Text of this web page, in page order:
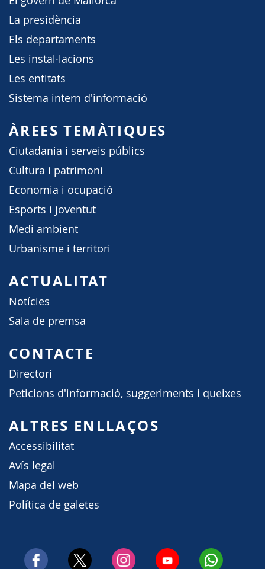
La presidència
Els departaments
Les instal·lacions
Les entitats
Sistema intern d'informació
ÀREES TEMÀTIQUES
Ciutadania i serveis públics
Cultura i patrimoni
Economia i ocupació
Esports i joventut
Medi ambient
Urbanisme i territori
ACTUALITAT
Notícies
Sala de premsa
CONTACTE
Directori
Peticions d'informació, suggeriments i queixes
ALTRES ENLLAÇOS
Accessibilitat
Avís legal
Mapa del web
Política de galetes